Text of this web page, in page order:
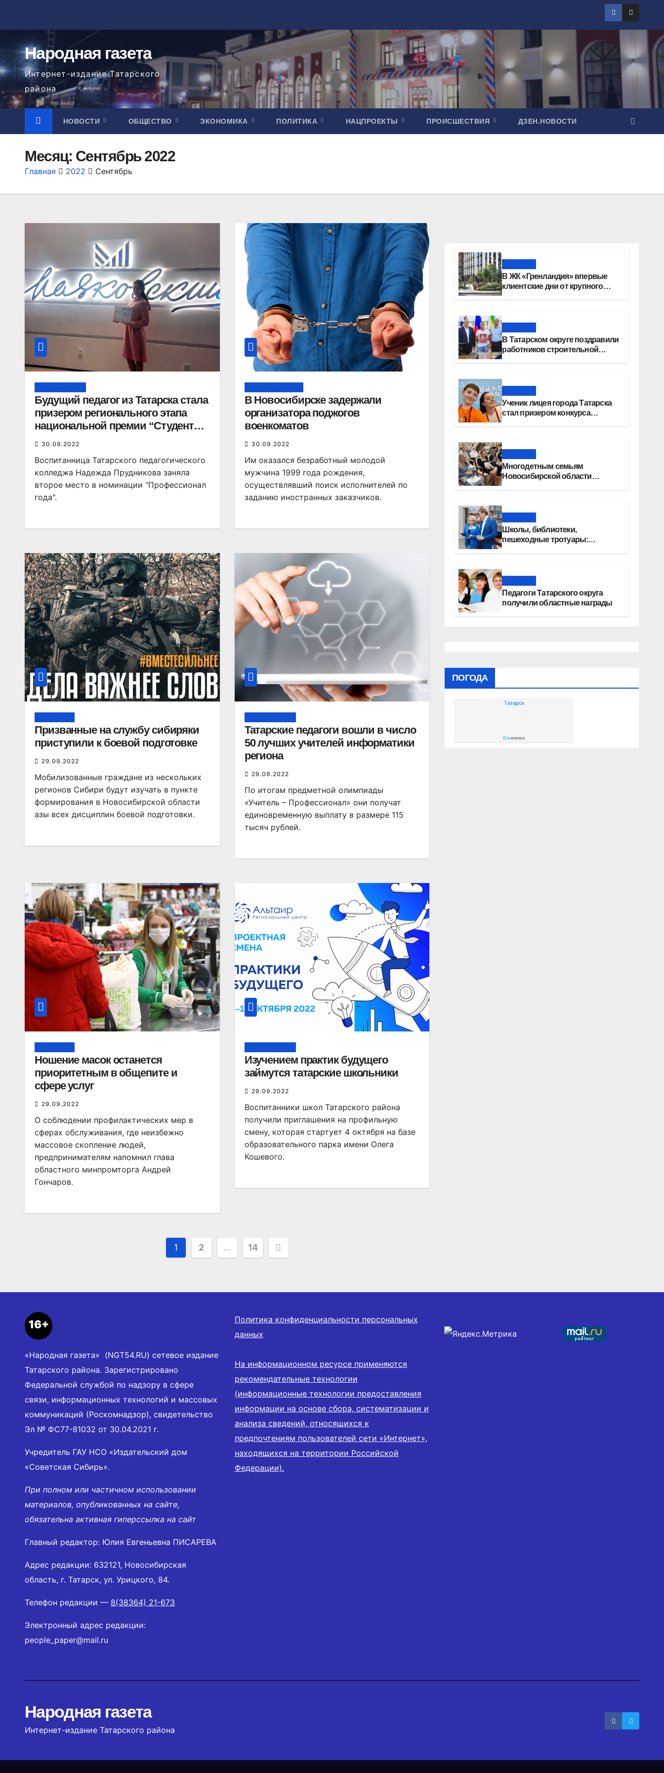
содержимому
Народная газета
Интернет-издание Татарского
района
НОВОСТИ ОБЩЕСТВО ЭКОНОМИКА ПОЛИТИКА НАЦПРОЕКТЫ ПРОИСШЕСТВИЯ ДЗЕН.НОВОСТИ
Месяц: Сентябрь 2022
Главная 2022 Сентябрь
Будущий педагог из Татарска стала
призером регионального этапа
национальной премии “Студент
года”
30.09.2022
Воспитанница Татарского педагогического
колледжа Надежда Прудникова заняла
второе место в номинации "Профессионал
года".
В Новосибирске задержали
организатора поджогов
военкоматов
30.09.2022
Им оказался безработный молодой
мужчина 1999 года рождения,
осуществлявший поиск исполнителей по
заданию иностранных заказчиков.
Призванные на службу сибиряки
приступили к боевой подготовке
29.09.2022
Мобилизованные граждане из нескольких
регионов Сибири будут изучать в пункте
формирования в Новосибирской области
азы всех дисциплин боевой подготовки.
Татарские педагоги вошли в число
50 лучших учителей информатики
региона
29.09.2022
По итогам предметной олимпиады
«Учитель – Профессионал» они получат
единовременную выплату в размере 115
тысяч рублей.
Ношение масок останется
приоритетным в общепите и
сфере услуг
29.09.2022
О соблюдении профилактических мер в
сферах обслуживания, где неизбежно
массовое скопление людей,
предпринимателям напомнил глава
областного минпромторга Андрей
Гончаров.
Изучением практик будущего
займутся татарские школьники
29.09.2022
Воспитанники школ Татарского района
получили приглашения на профильную
смену, которая стартует 4 октября на базе
образовательного парка имени Олега
Кошевого.
Пагинация
1 2 … 14
В ЖК «Гренландия» впервые
клиентские дни от крупного
В Татарском округе поздравили
работников строительной
Ученик лицея города Татарска
стал призером конкурса
Многодетным семьям
Новосибирской области
Школы, библиотеки,
пешеходные тротуары:
Педагоги Татарского округа
получили областные награды
ПОГОДА
Татарск
Gismeteo
16+
«Народная газета» (NGT54.RU) сетевое издание
Татарского района. Зарегистрировано
Федеральной службой по надзору в сфере
связи, информационных технологий и массовых
коммуникаций (Роскомнадзор), свидетельство
Эл № ФС77-81032 от 30.04.2021 г.
Учредитель ГАУ НСО «Издательский дом
«Советская Сибирь».
При полном или частичном использовании
материалов, опубликованных на сайте,
обязательна активная гиперссылка на сайт
Главный редактор: Юлия Евгеньевна ПИСАРЕВА
Адрес редакции: 632121, Новосибирская
область, г. Татарск, ул. Урицкого, 84.
Телефон редакции — 8(38364) 21-673
Электронный адрес редакции:
people_paper@mail.ru
Политика конфиденциальности персональных
данных
На информационном ресурсе применяются
рекомендательные технологии
(информационные технологии предоставления
информации на основе сбора, систематизации и
анализа сведений, относящихся к
предпочтениям пользователей сети «Интернет»,
находящихся на территории Российской
Федерации).
Народная газета
Интернет-издание Татарского района